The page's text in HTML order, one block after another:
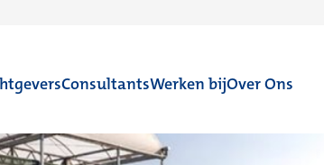
ConsultantsWerken bijOver Ons